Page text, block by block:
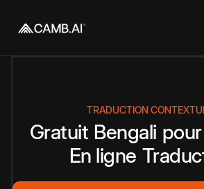
TRADUCTION
Gratuit Bengali pour
En ligne